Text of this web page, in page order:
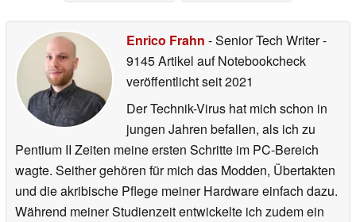
Enrico Frahn - Senior Tech Writer-
9145 Artikel auf Notebookcheck
veröffentlichtseit 2021
Der Technik-Virus hat mich schon in
jungen Jahren befallen, als ich zu
Pentium II Zeiten meine ersten Schritte im PC-Bereich
wagte. Seither gehören für mich das Modden, Übertakten
und die akribische Pflege meiner Hardware einfach dazu.
Während meiner Studienzeit entwickelte ich zudem ein